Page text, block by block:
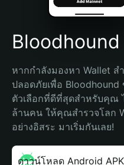
Español (Argentina)
หากกำลังมองหา Wallet ส
ปลอดภัยเพื่อ
ตัวเลือกที่ดีที่สุดสำหรับคุณ
ล้านคน ให้คุณสำรวจโลก
อย่างอิสระ มาเริ่มกันเลย!
ดาวน์โหลด Android APK